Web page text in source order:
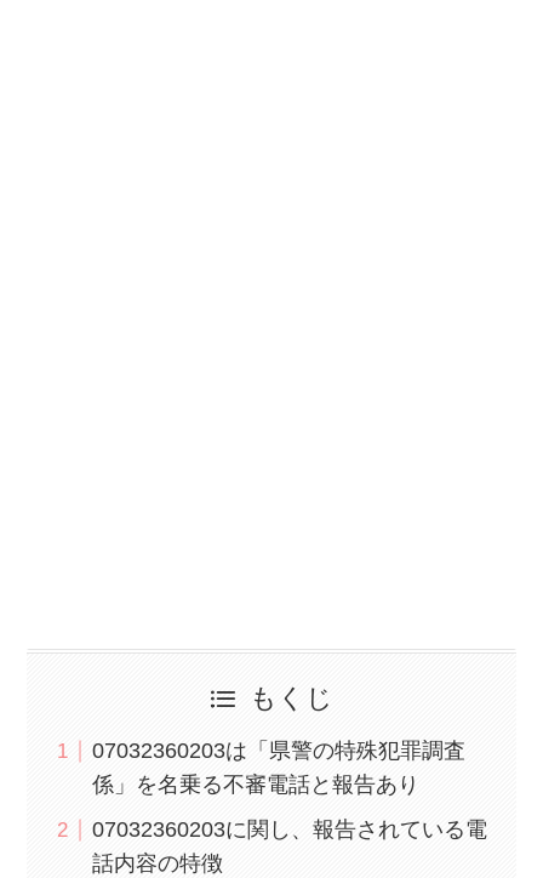
もくじ
07032360203は「県警の特殊犯罪調査
係」を名乗る不審電話と報告あり
07032360203に関し、報告されている電
話内容の特徴